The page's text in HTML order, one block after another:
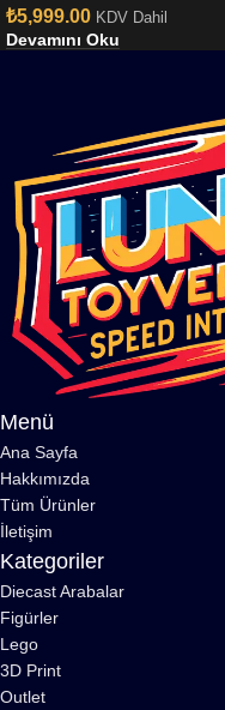
₺5,999.00 KDV Dahil
Devamını Oku
Menü
Ana Sayfa
Hakkımızda
Tüm Ürünler
İletişim
Kategoriler
Diecast Arabalar
Figürler
Lego
3D Print
Outlet